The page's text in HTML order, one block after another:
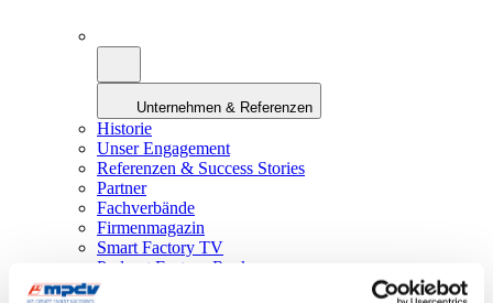
Unternehmen & Referenzen
Historie
Unser Engagement
Referenzen & Success Stories
Partner
Fachverbände
Firmenmagazin
Smart Factory TV
Podcast Factory Rock
Welttag Smart Factory